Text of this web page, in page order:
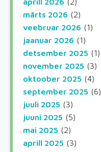
märts 2026 (2)
veebruar 2026 (1)
jaanuar 2026 (1)
detsember 2025 (1)
november 2025 (3)
oktoober 2025 (4)
september 2025 (6)
juuli 2025 (3)
juuni 2025 (5)
mai 2025 (2)
aprill 2025 (3)